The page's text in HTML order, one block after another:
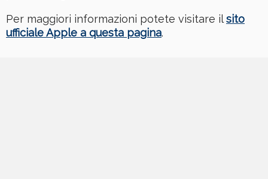
Per maggiori informazioni potete visitare ilsito
ufficiale Apple a questa pagina.